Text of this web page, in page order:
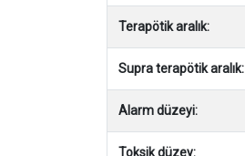
Terapötik aralık:
Supra terapötik aralık:
Alarm düzeyi:
Toksik düzey: